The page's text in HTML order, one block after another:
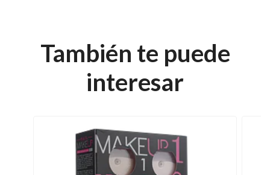
También te puede
interesar